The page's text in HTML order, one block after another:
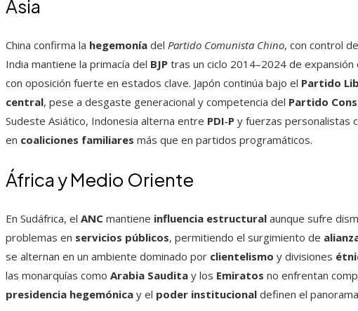
Asia
China confirma la hegemonía del Partido Comunista Chino, con control
India mantiene la primacía del BJP tras un ciclo 2014–2024 de expansión
con oposición fuerte en estados clave. Japón continúa bajo el Partido
central, pese a desgaste generacional y competencia del Partido
Sudeste Asiático, Indonesia alterna entre PDI‑P y fuerzas personalistas
en coaliciones familiares más que en partidos programáticos.
África y Medio Oriente
En Sudáfrica, el ANC mantiene influencia estructural aunque sufre
problemas en servicios públicos, permitiendo el surgimiento de
se alternan en un ambiente dominado por clientelismo y divisiones
las monarquías como Arabia Saudita y los Emiratos no enfrentan
presidencia hegemónica y el poder institucional definen el